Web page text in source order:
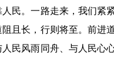
。一路走来，我们紧
且长，行则将至。前进
民风雨同舟、与人民心